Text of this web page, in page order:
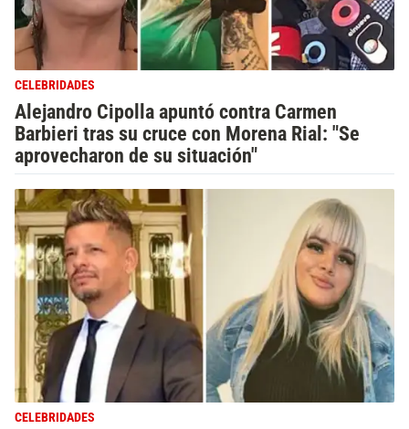
CELEBRIDADES
Alejandro Cipolla apuntó contra Carmen
Barbieri tras su cruce con Morena Rial: "Se
aprovecharon de su situación"
CELEBRIDADES